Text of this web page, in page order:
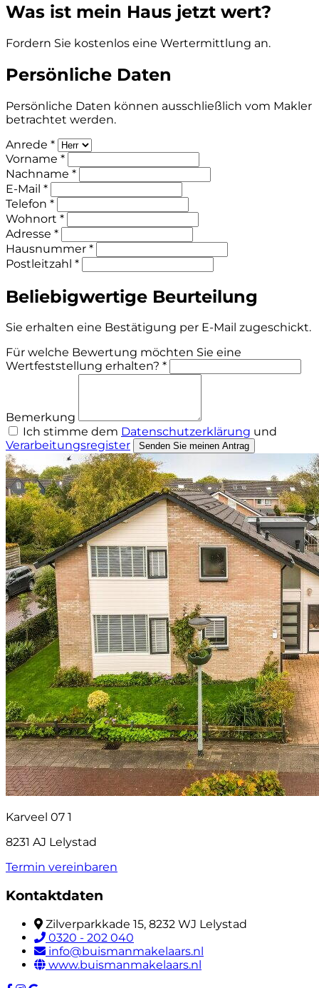
Was ist mein Haus jetzt wert?
Fordern Sie kostenlos eine Wertermittlung an.
Persönliche Daten
Persönliche Daten können ausschließlich vom Makler
betrachtet werden.
Anrede *
Vorname *
Nachname *
E-Mail *
Telefon *
Wohnort *
Adresse *
Hausnummer *
Postleitzahl *
Beliebigwertige Beurteilung
Sie erhalten eine Bestätigung per E-Mail zugeschickt.
Für welche Bewertung möchten Sie eine
Wertfeststellung erhalten? *
Bemerkung
Ich stimme dem Datenschutzerklärung und
Verarbeitungsregister
Senden Sie meinen Antrag
Karveel 07 1
8231 AJ Lelystad
Termin vereinbaren
Kontaktdaten
Zilverparkkade 15, 8232 WJ Lelystad
0320 - 202 040
info@buismanmakelaars.nl
www.buismanmakelaars.nl